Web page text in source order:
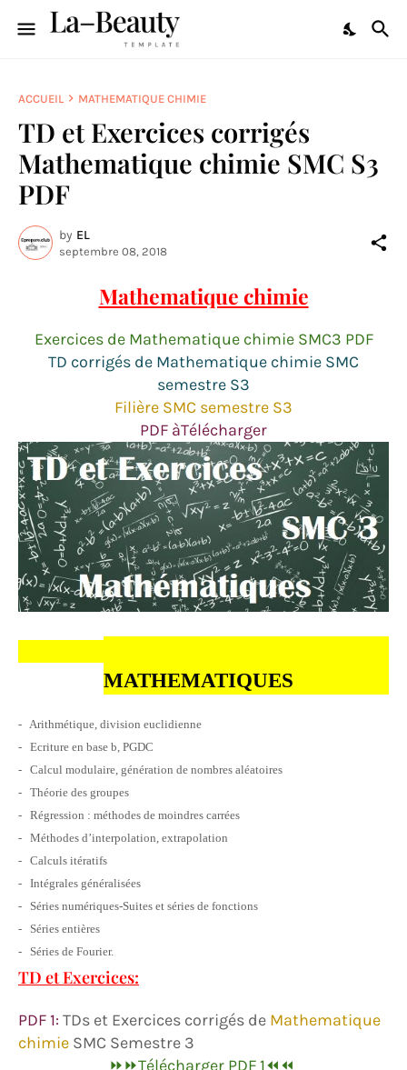
ACCUEIL MATHEMATIQUE CHIMIE
TD et Exercices corrigés
Mathematique chimie SMC S3
PDF
by EL
septembre 08, 2018
Mathematique chimie
Exercices de Mathematique chimie SMC3 PDF
TD corrigés de Mathematique chimie SMC
semestre S3
Filière SMC semestre S3
PDF àTélécharger
MATHEMATIQUES
- Arithmétique, division euclidienne
- Ecriture en base b, PGDC
- Calcul modulaire, génération de nombres aléatoires
- Théorie des groupes
- Régression : méthodes de moindres carrées
- Méthodes d’interpolation, extrapolation
- Calculs itératifs
- Intégrales généralisées
- Séries numériques-Suites et séries de fonctions
- Séries entières
- Séries de Fourier.
TD et Exercices:
PDF 1: TDs et Exercices corrigés de Mathematique
chimie SMC Semestre 3
⏩⏩Télécharger PDF 1⏪⏪